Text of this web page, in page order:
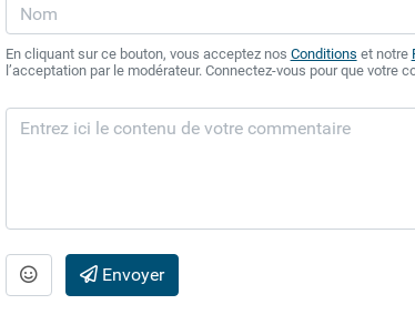
En cliquant sur ce bouton, vous acceptez nos Conditions et notre
l’acceptation par le modérateur. Connectez-vous pour que votre
Envoyer